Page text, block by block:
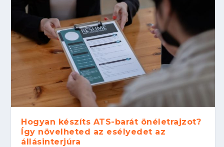
Hogyan készíts ATS-barát önéletrajzot?
Így növelheted az esélyedet az
állásinterjúra